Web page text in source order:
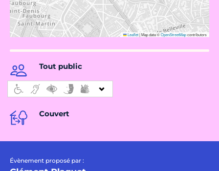
Leaflet|Map data ©OpenStreetMapcontributors
Tout public
Couvert
Évènement proposé par :